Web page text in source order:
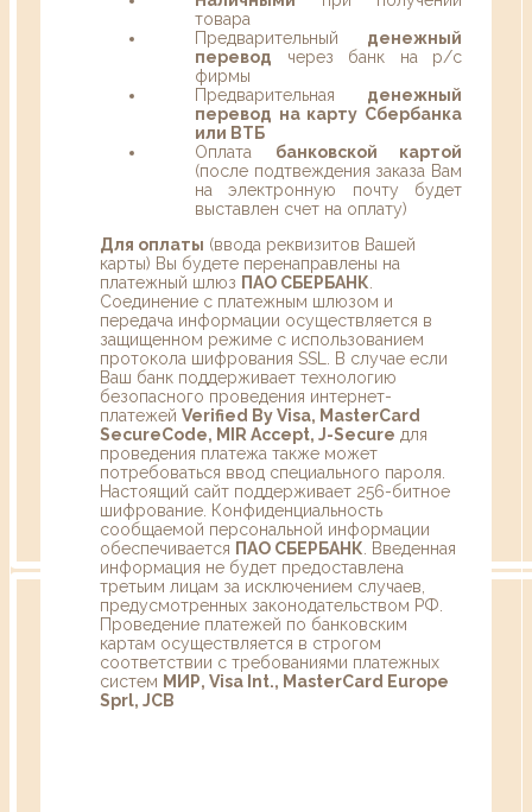
товара
Предварительный денежный
перевод через банк на р/с
фирмы
Предварительная денежный
перевод на карту Сбербанка
или ВТБ
Оплата банковской картой
(после подтвеждения заказа Вам
на электронную почту будет
выставлен счет на оплату)
Для оплаты (ввода реквизитов Вашей
карты) Вы будете перенаправлены на
платежный шлюз ПАО СБЕРБАНК
Соединение с платежным шлюзом и
передача информации осуществляется в
защищенном режиме с использованием
протокола шифрования SSL. В случае если
Ваш банк поддерживает технологию
безопасного проведения интернет-
платежей Verified By Visa, MasterCard
SecureCode, MIR Accept, J-Secure для
проведения платежа также может
потребоваться ввод специального пароля.
Настоящий сайт поддерживает 256-битное
шифрование. Конфиденциальность
сообщаемой персональной информации
обеспечивается ПАО СБЕРБАНК . Введенная
информация не будет предоставлена
третьим лицам за исключением случаев,
предусмотренных законодательством РФ.
Проведение платежей по банковским
картам осуществляется в строгом
соответствии с требованиями платежных
систем МИР, Visa Int., MasterCard Europe
Sprl, JCB